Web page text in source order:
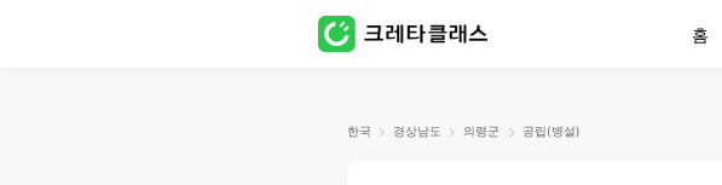
홈
한국 경상남도 의령군 공립(병설)